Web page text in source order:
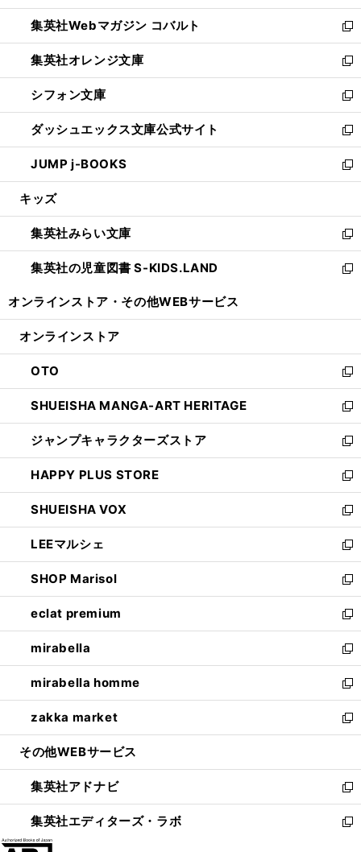
開
く
ウ
で
開
く
ン
ド
ウ
で
開
く
ウ
ィ
ン
ド
ウ
で
開
く
集英社Webマガジン コバルト
新
し
い
ウ
ィ
ン
ド
ウ
で
開
集英社オレンジ文庫
新
し
い
ウ
ィ
ン
ド
ウ
開
く
シフォン文庫
新
し
い
ウ
ィ
ン
ウ
で
開
く
ダッシュエックス文庫公式サイト
新
し
い
ウ
ン
ド
ウ
で
JUMP j-BOOKS
新
し
ウ
ィ
ン
ド
開
キッズ
集英社みらい文庫
新
し
い
ン
ウ
で
開
く
集英社の児童図書 S-KIDS.LAND
新
ウ
ン
ド
ウ
で
開
く
オンラインストア・ その他WEBサービス
オンラインストア
OTO
新
し
い
ウ
ィ
ン
ド
ウ
で
開
く
SHUEISHA MANGA-ART HERITAGE
新
し
い
ウ
ィ
ン
ド
ウ
で
開
く
ジャンプキャラクターズストア
新
し
い
ウ
ィ
ン
ド
ウ
で
開
く
HAPPY PLUS STORE
新
し
い
ウ
ィ
ン
ド
ウ
で
開
く
SHUEISHA VOX
新
し
い
ウ
ィ
ン
ド
ウ
で
開
く
LEEマルシェ
新
し
い
ウ
ィ
ン
ド
ウ
で
開
く
SHOP Marisol
新
し
い
ウ
ィ
ン
ド
ウ
で
開
eclat premium
新
し
い
ウ
ィ
ン
ド
ウ
開
く
mirabella
新
し
い
ウ
ィ
ン
ウ
で
開
く
mirabella homme
新
し
い
ウ
ン
ド
ウ
で
zakka market
新
し
ウ
ィ
ン
ド
その他WEBサービス
集英社アドナビ
新
し
い
集英社エディターズ・ラボ
新